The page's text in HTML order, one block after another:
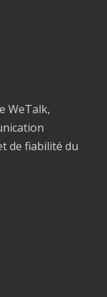
WeTalk,
de fiabilité du